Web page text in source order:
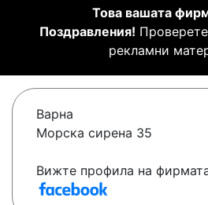
Това вашата
Поздравления!
рекламни
Варна
Морска сирена 35
Вижте профила на